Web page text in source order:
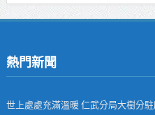
熱門新聞
世上處處充滿溫暖 仁武分局大樹分